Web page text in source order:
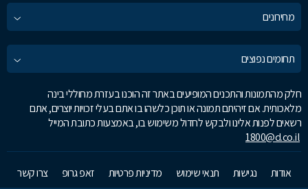
מחירונים
תחומים נפוצים
חלק מהתמונות והתכנים המופיעים באתר זה הוכנו בעזרת מחוללי בינה
מלאכותית. אם זיהיתם תמונה או תוכן כלשהו בו אתם בעלי זכויות יוצרים, אתם
רשאים לפנות אלינו ולבקש לחדול משימוש בו, באמצעות כתובת המייל
1800@d.co.il
אודות נגישות תנאי שימוש מדיניות פרטיות זאפ גרופ צרו קשר